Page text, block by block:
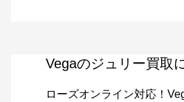
Vegaのジュリー買取
ローズオンライン対応！